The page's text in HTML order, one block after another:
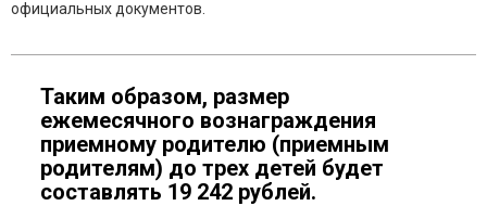
официальных документов.
Таким образом, размер
ежемесячного вознаграждения
приемному родителю (приемным
родителям) до трех детей будет
составлять 19 242 рублей.